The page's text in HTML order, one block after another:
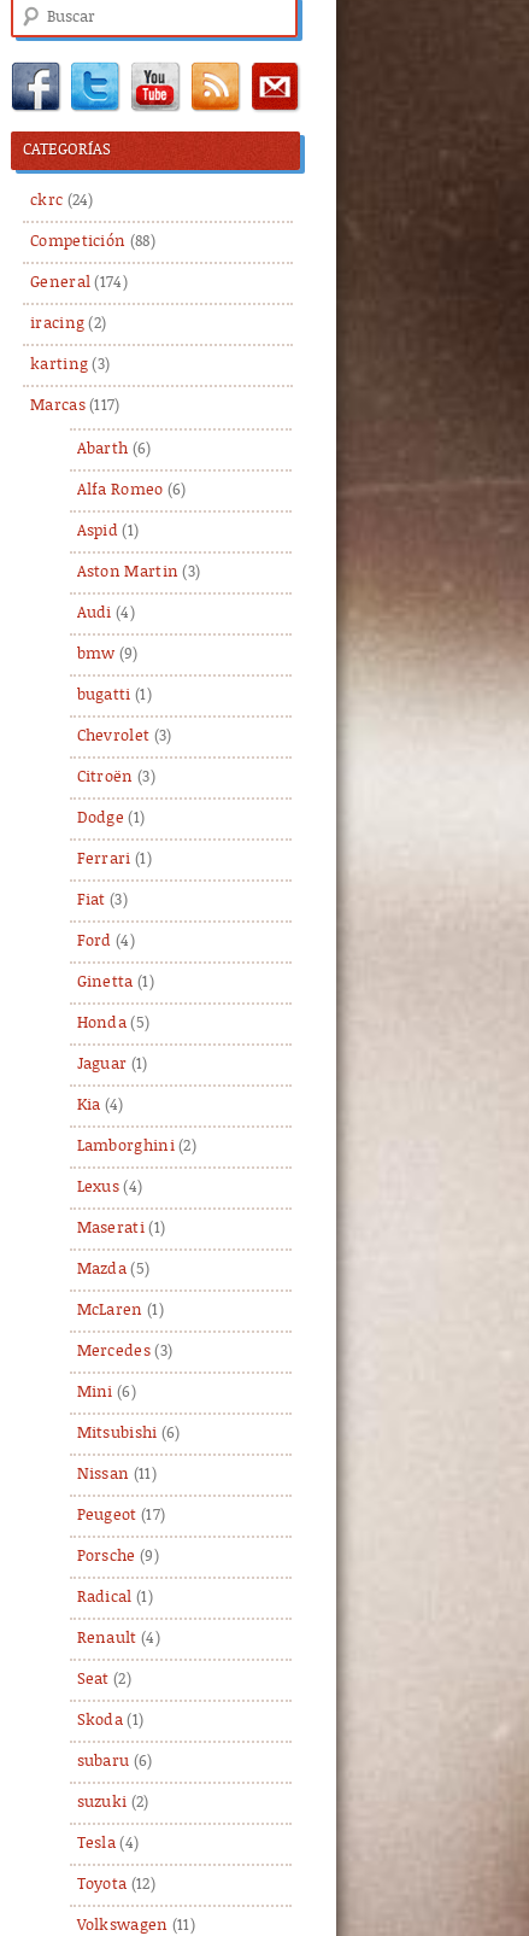
Buscar
CATEGORÍAS
ckrc (24)
Competición (88)
General (174)
iracing (2)
karting (3)
Marcas(117)
Abarth (6)
Alfa Romeo (6)
Aspid (1)
Aston Martin (3)
Audi (4)
bmw (9)
bugatti (1)
Chevrolet (3)
Citroën (3)
Dodge (1)
Ferrari (1)
Fiat (3)
Ford (4)
Ginetta (1)
Honda (5)
Jaguar (1)
Kia (4)
Lamborghini(2)
Lexus (4)
Maserati(1)
Mazda (5)
McLaren (1)
Mercedes(3)
Mini (6)
Mitsubishi (6)
Nissan (11)
Peugeot (17)
Porsche (9)
Radical (1)
Renault (4)
Seat (2)
Skoda (1)
subaru (6)
suzuki (2)
Tesla (4)
Toyota (12)
Volkswagen (11)